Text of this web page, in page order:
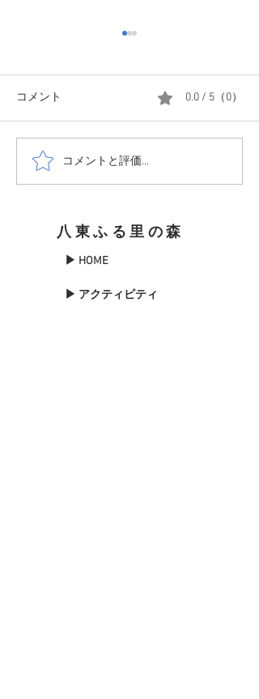
みなさん、ご無沙汰してま
す、あんとにおです。 本年
2025年の営業も終了し現在撤
収作業中です。ただ、映像の
通り今年2回目の雪 しかも里
1日あったらすべて終わって
いたのですが、明日また上が
いれなかったので、ちょっと
コメント 0.0 / 5（0）
コメントと評価...
八東ふる里の森
▶ HOME
▶ アクティビティ